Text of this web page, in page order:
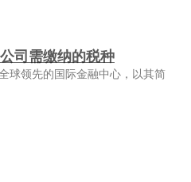
司需缴纳的税种
球领先的国际金融中心，以其简